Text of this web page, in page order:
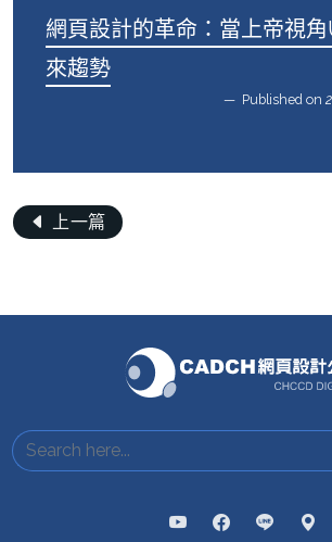
網頁設計的革命：當上帝視
來趨勢
Published on
上一篇